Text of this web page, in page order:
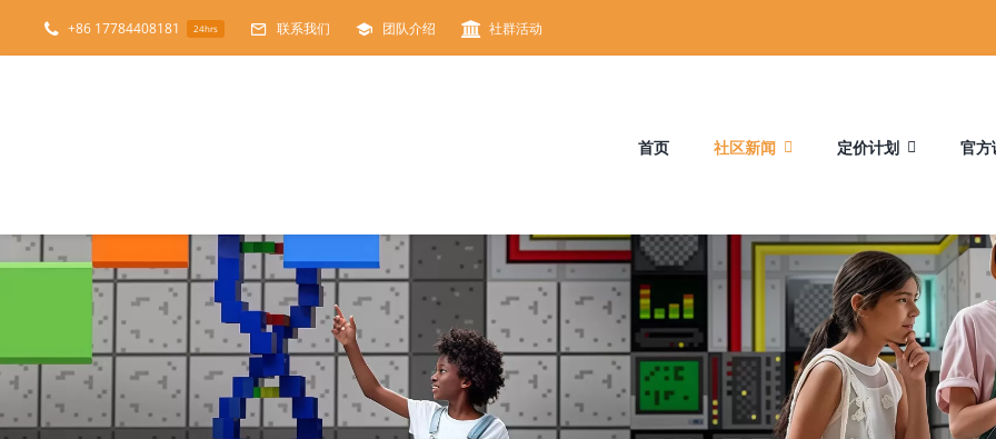
+86 17784408181 24hrs 联系我们 团队介绍 社群活动
首页 社区新闻 定价计划 官方